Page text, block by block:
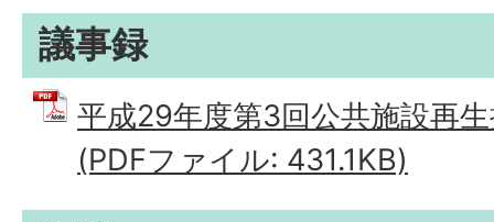
議事録
平成29年度第3回公共施設再
(PDFファイル: 431.1KB)